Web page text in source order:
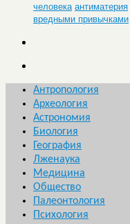
человека антиматерия
вредными привычками
Антропология
Археология
Астрономия
Биология
География
Лженаука
Медицина
Общество
Палеонтология
Психология